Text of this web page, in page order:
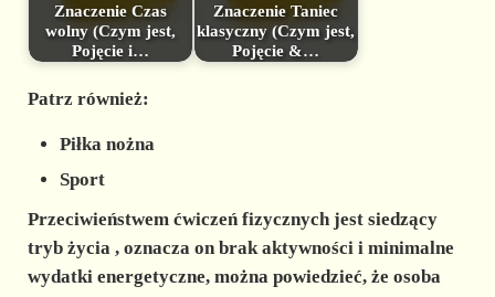
Znaczenie Czas
wolny (Czym jest,
Pojęcie i…
Znaczenie Taniec
klasyczny (Czym jest,
Pojęcie &…
Patrz również:
Piłka nożna
Sport
Przeciwieństwem ćwiczeń fizycznych jest siedzący
tryb życia , oznacza on brak aktywności i minimalne
wydatki energetyczne, można powiedzieć, że osoba